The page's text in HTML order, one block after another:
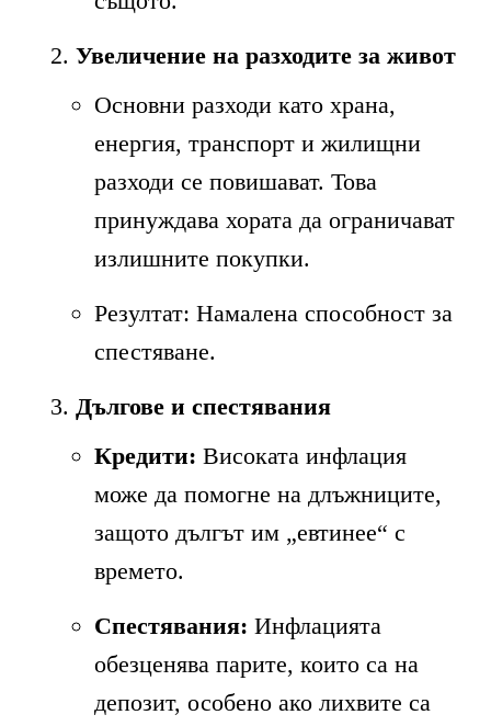
Увеличение на разходите за живот
Основни разходи като храна,
енергия, транспорт и жилищни
разходи се повишават. Това
принуждава хората да ограничават
излишните покупки.
Резултат: Намалена способност за
спестяване.
Дългове и спестявания
Кредити: Високата инфлация
може да помогне на длъжниците,
защото дългът им „евтинее“ с
времето.
Спестявания: Инфлацията
обезценява парите, които са на
депозит, особено ако лихвите са